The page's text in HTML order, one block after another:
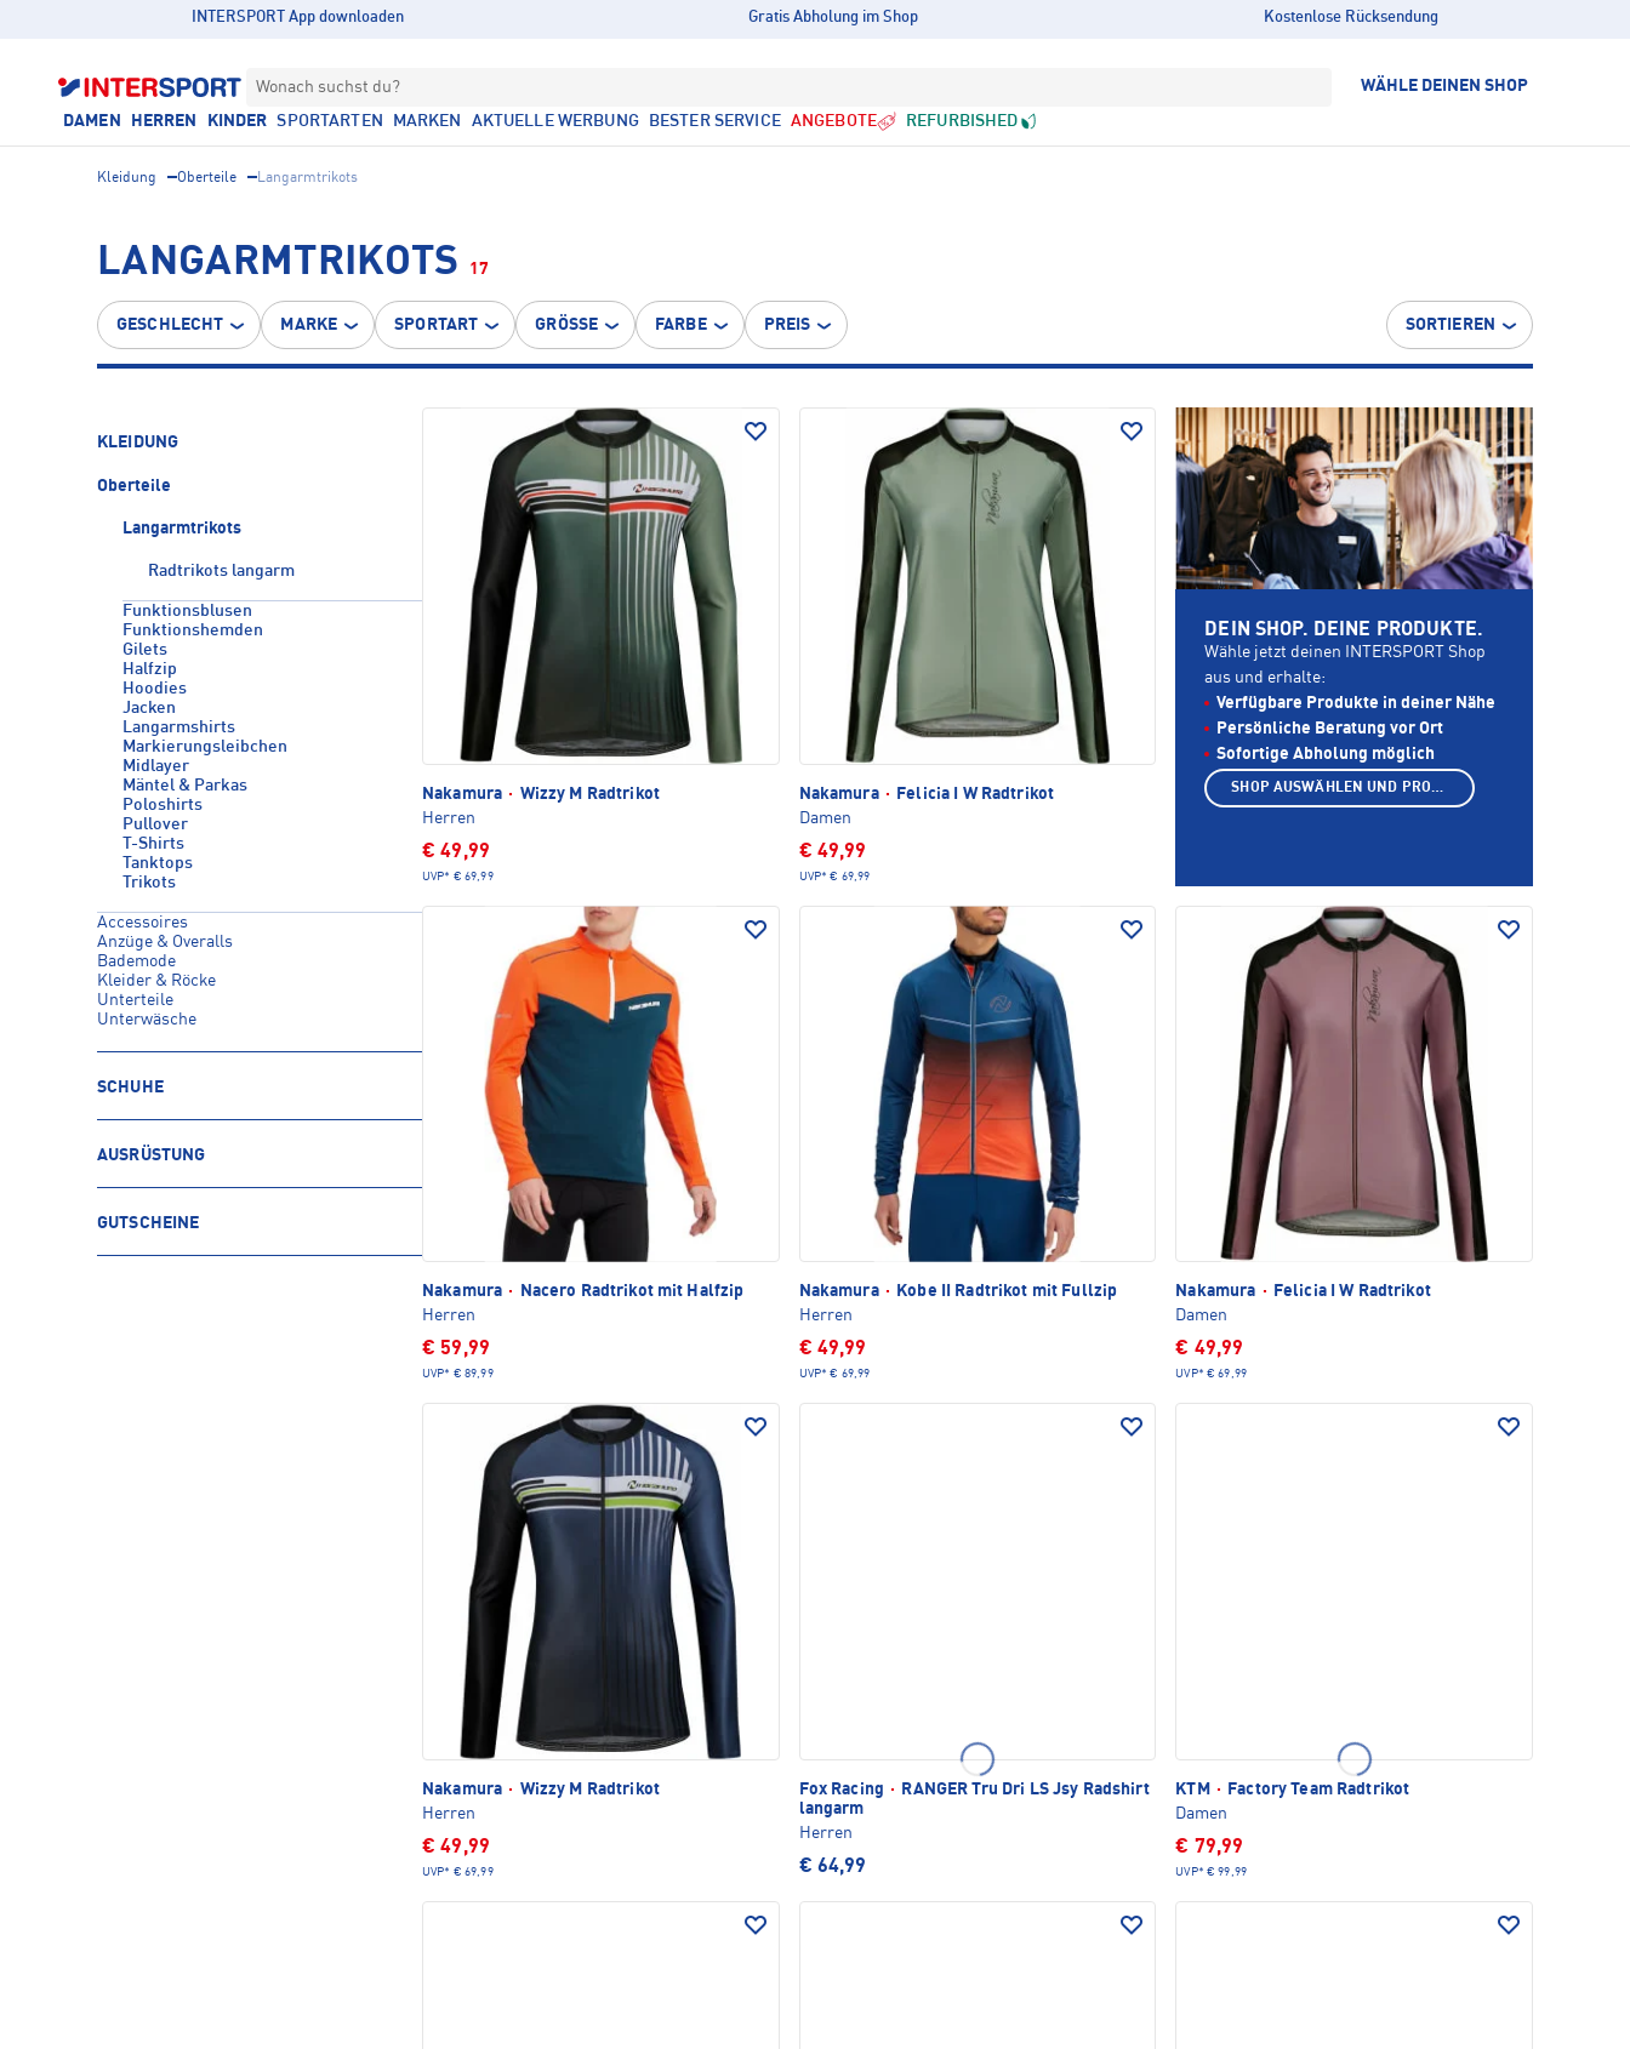
INTERSPORT App downloaden Gratis Abholung im Shop Kostenlose Rücksendung
Wonach suchst du? WÄHLE DEINEN SHOP
DAMEN HERREN KINDER SPORTARTEN MARKEN AKTUELLE WERBUNG BESTER SERVICE ANGEBOTE REFURBISHED
Kleidung Oberteile Langarmtrikots
LANGARMTRIKOTS 17
GESCHLECHT MARKE SPORTART GRÖSSE FARBE PREIS SORTIEREN
KLEIDUNG
Oberteile
Langarmtrikots
Radtrikots langarm
Funktionsblusen
Funktionshemden
Gilets
Halfzip
Hoodies
Jacken
Langarmshirts
Markierungsleibchen
Midlayer
Mäntel & Parkas
Poloshirts
Pullover
T-Shirts
Tanktops
Trikots
Accessoires
Anzüge & Overalls
Bademode
Kleider & Röcke
Unterteile
Unterwäsche
SCHUHE
AUSRÜSTUNG
GUTSCHEINE
Nakamura · Wizzy M Radtrikot
Herren
€ 49,99
UVP* € 69,99
Nakamura ·
Felicia I W Radtrikot
Damen
€ 49,99
UVP* € 69,99
Nakamura ·
Nacero Radtrikot mit Halfzip
Herren
€ 59,99
UVP* € 89,99
Nakamura ·
Kobe II Radtrikot mit Fullzip
Herren
€ 49,99
UVP* € 69,99
Nakamura ·
Felicia I W Radtrikot
Damen
€ 49,99
UVP* € 69,99
Nakamura · Wizzy M Radtrikot
Herren
€ 49,99
UVP* € 69,99
Fox Racing ·
RANGER Tru Dri LS Jsy Radshirt
langarm
Herren
€ 64,99
KTM ·
Factory Team Radtrikot
Damen
€ 79,99
UVP* € 99,99
DEIN SHOP. DEINE PRODUKTE.
Wähle jetzt deinen INTERSPORT Shop
aus und erhalte:
Verfügbare Produkte in deiner Nähe
Persönliche Beratung vor Ort
Sofortige Abholung möglich
SHOP AUSWÄHLEN UND PRODUKTE ANZEIGEN